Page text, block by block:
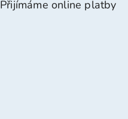
Přijímáme online platby